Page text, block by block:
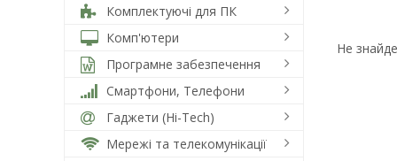
Не
Комплектуючі для ПК
Комп'ютери
Програмне забезпечення
Смартфони, Телефони
Гаджети (Hi-Tech)
Мережі та телекомунікації